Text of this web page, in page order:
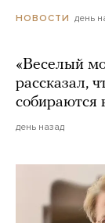
НОВОСТИ день
«Веселый
рассказал,
собираются
день назад